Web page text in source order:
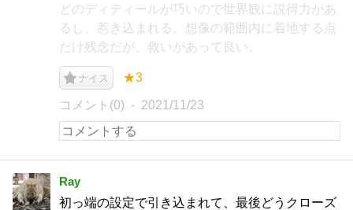
どのディティールが巧いので世界観に説得力があ
るし、惹き込まれる。想像の範囲内に着地する点
だけ残念だが、救いがあって良い。
ナイス ★3
コメント(0) 2021/11/23
Ray
初っ端の設定で引き込まれて、最後どうクローズ